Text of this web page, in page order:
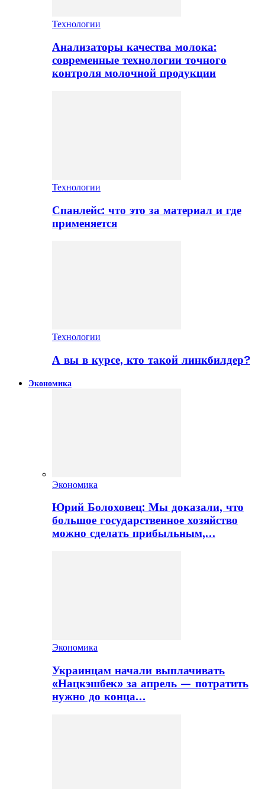
Технологии
Анализаторы качества молока:
современные технологии точного
контроля молочной продукции
Технологии
Спанлейс: что это за материал и где
применяется
Технологии
А вы в курсе, кто такой линкбилдер?
Экономика
Экономика
Юрий Болоховец: Мы доказали, что
большое государственное хозяйство
можно сделать прибыльным,…
Экономика
Украинцам начали выплачивать
«Нацкэшбек» за апрель — потратить
нужно до конца…